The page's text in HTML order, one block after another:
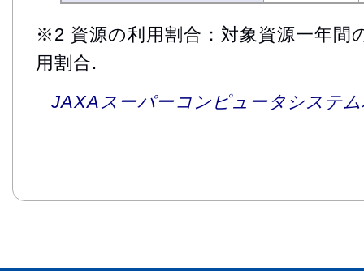
※2 資源の利用割合：対象資源一年間
用割合.
JAXAスーパーコンピュータシステ